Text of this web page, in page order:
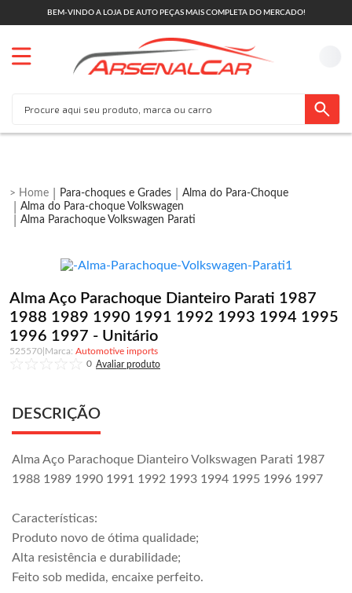
BEM-VINDO A LOJA DE AUTO PEÇAS MAIS COMPLETA DO MERCADO!
Para-choques e Grades
Alma do Para-Choque
Alma do Para-choque Volkswagen
Alma Parachoque Volkswagen Parati
Alma Aço Parachoque Dianteiro Parati 1987
1988 1989 1990 1991 1992 1993 1994 1995
1996 1997 - Unitário
525570
Automotive imports
0
DESCRIÇÃO
Alma Aço Parachoque Dianteiro Volkswagen Parati 1987
1988 1989 1990 1991 1992 1993 1994 1995 1996 1997
Características:
Produto novo de ótima qualidade;
Alta resistência e durabilidade;
Feito sob medida, encaixe perfeito.